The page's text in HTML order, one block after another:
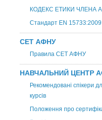
КОДЕКС ЕТИКИ ЧЛЕНА
Стандарт EN 15733:2009
СЕТ АФНУ
Правила СЕТ АФНУ
НАВЧАЛЬНИЙ ЦЕНТР
Рекомендовані спікери
курсів
Положення про